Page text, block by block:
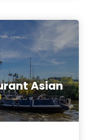
Asian